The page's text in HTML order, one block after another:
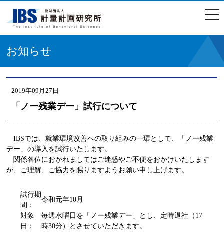
お知らせ
2019年09月27日
「ノー残業デー」試行について
IBSでは、就業環境改善への取り組みの一環として、「ノー残業
デー」の導入を試行いたします。
関係各位におかれましてはご迷惑やご不便をおかけいたします
が、ご理解、ご協力を賜りますようお願い申し上げます。
試行期
間：
令和元年10月
対象
日：
毎週水曜日を「ノー残業デー」とし、定時退社（17
時30分）とさせていただきます。